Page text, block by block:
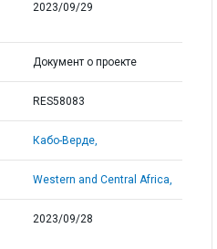
2023/09/29
Документ о проекте
RES58083
Кабо-Верде,
Western and Central Africa,
2023/09/28